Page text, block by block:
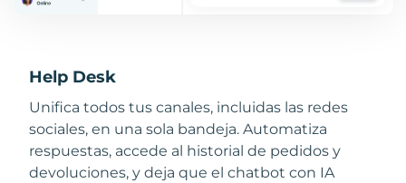
Help Desk
Unifica todos tus canales, incluidas las redes
sociales, en una sola bandeja. Automatiza
respuestas, accede al historial de pedidos y
devoluciones, y deja que el chatbot con IA